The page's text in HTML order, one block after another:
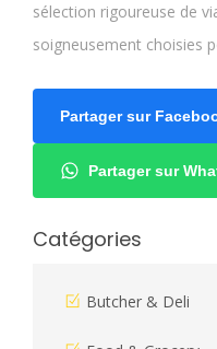
sélection rigoureuse de
soigneusement choisies
Partager sur
Partager sur
Catégories
Butcher & Deli